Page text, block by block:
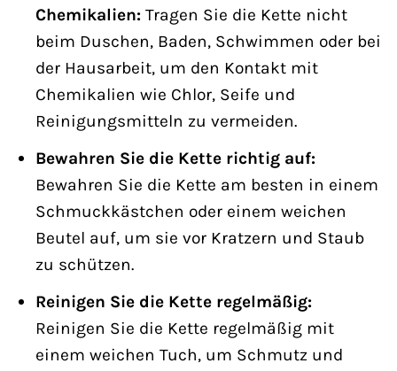
Chemikalien:Tragen Sie die Kette nicht
beim Duschen, Baden, Schwimmen oder bei
der Hausarbeit, um den Kontakt mit
Chemikalien wie Chlor, Seife und
Reinigungsmitteln zu vermeiden.
Bewahren Sie die Kette richtig auf:
Bewahren Sie die Kette am besten in einem
Schmuckkästchen oder einem weichen
Beutel auf, um sie vor Kratzern und Staub
zu schützen.
Reinigen Sie die Kette regelmäßig:
Reinigen Sie die Kette regelmäßig mit
einem weichen Tuch, um Schmutz und